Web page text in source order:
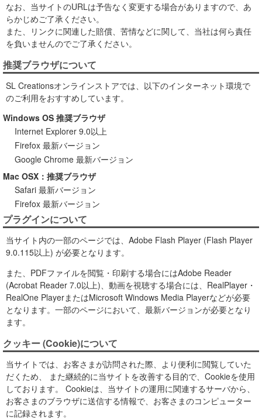
なお、当サイトのURLは予告なく変更する場合がありますので、あ
らかじめご了承ください。
また、リンクに関連した賠償、苦情などに関して、当社は何ら責任
を負いませんのでご了承ください。
推奨ブラウザについて
SL Creationsオンラインストアでは、以下のインターネット環境で
のご利用をおすすめしています。
Windows OS 推奨ブラウザ
Internet Explorer 9.0以上
Firefox 最新バージョン
Google Chrome 最新バージョン
Mac OSX：推奨ブラウザ
Safari 最新バージョン
Firefox 最新バージョン
プラグインについて
当サイト内の一部のページでは、Adobe Flash Player (Flash Player
9.0.115以上) が必要となります。
また、PDFファイルを閲覧・印刷する場合にはAdobe Reader
(Acrobat Reader 7.0以上)、動画を視聴する場合には、RealPlayer・
RealOne PlayerまたはMicrosoft Windows Media Playerなどが必要
となります。一部のページにおいて、最新バージョンが必要となり
ます。
クッキー (Cookie)について
当サイトでは、お客さまが訪問された際、より便利に閲覧していた
だくため、 また継続的に当サイトを改善する目的で、Cookieを使用
しております。 Cookieは、当サイトの運用に関連するサーバから、
お客さまのブラウザに送信する情報で、お客さまのコンピューター
に記録されます。